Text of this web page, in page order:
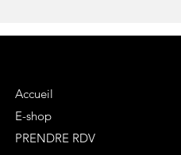
Accueil
E-shop
PRENDRE RDV